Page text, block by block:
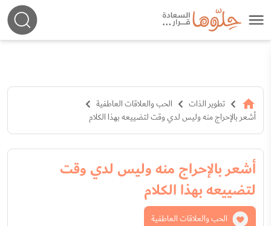
تطوير الذات
الحب والعلاقات العاطفية
أشعر بالإحراج منه وليس لدي وقت لتضييعه بهذا الكلام
أشعر بالإحراج منه وليس لدي وقت
لتضييعه بهذا الكلام
الحب والعلاقات العاطفية